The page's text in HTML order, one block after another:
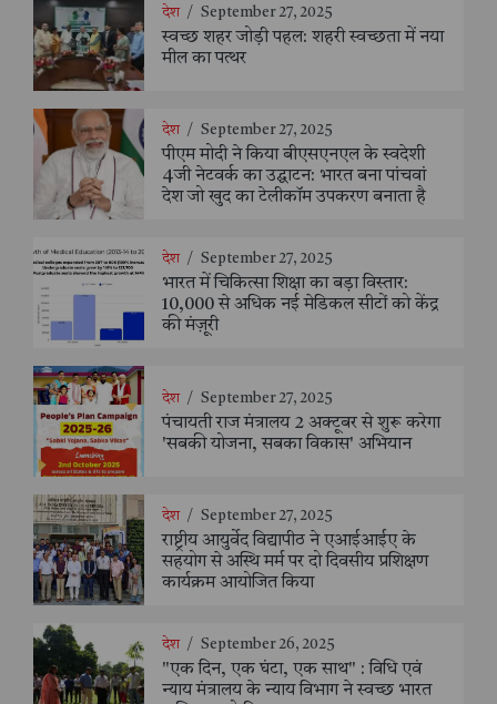
देश / September 27, 2025
स्वच्छ शहर जोड़ी पहल: शहरी स्वच्छता में नया
मील का पत्थर
देश / September 27, 2025
पीएम मोदी ने किया बीएसएनएल के स्वदेशी
4जी नेटवर्क का उद्घाटन: भारत बना पांचवां
देश जो खुद का टेलीकॉम उपकरण बनाता है
देश / September 27, 2025
भारत में चिकित्सा शिक्षा का बड़ा विस्तार:
10,000 से अधिक नई मेडिकल सीटों को केंद्र
की मंज़ूरी
देश / September 27, 2025
पंचायती राज मंत्रालय 2 अक्टूबर से शुरू करेगा
'सबकी योजना, सबका विकास' अभियान
देश / September 27, 2025
राष्ट्रीय आयुर्वेद विद्यापीठ ने एआईआईए के
सहयोग से अस्थि मर्म पर दो दिवसीय प्रशिक्षण
कार्यक्रम आयोजित किया
देश / September 26, 2025
"एक दिन, एक घंटा, एक साथ" : विधि एवं
न्याय मंत्रालय के न्याय विभाग ने स्वच्छ भारत